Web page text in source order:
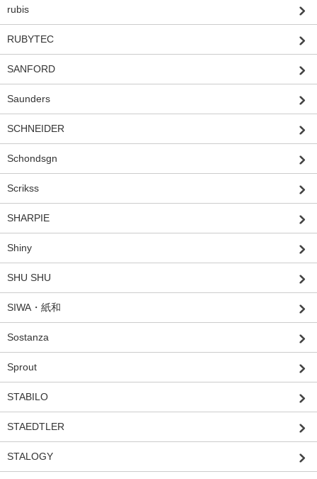
rubis
RUBYTEC
SANFORD
Saunders
SCHNEIDER
Schondsgn
Scrikss
SHARPIE
Shiny
SHU SHU
SIWA・紙和
Sostanza
Sprout
STABILO
STAEDTLER
STALOGY